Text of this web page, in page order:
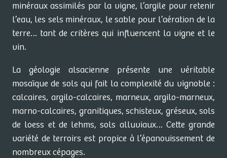
minéraux assimilés par la vigne, l’argile pour retenir
l’eau, les sels minéraux, le sable pour l’aération de la
terre… tant de critères qui influencent la vigne et le
vin.
La géologie alsacienne présente une véritable
mosaïque de sols qui fait la complexité du vignoble :
calcaires, argilo-calcaires, marneux, argilo-marneux,
marno-calcaires, granitiques, schisteux, gréseux, sols
de loess et de lehms, sols alluviaux… Cette grande
variété de terroirs est propice à l’épanouissement de
nombreux cépages.